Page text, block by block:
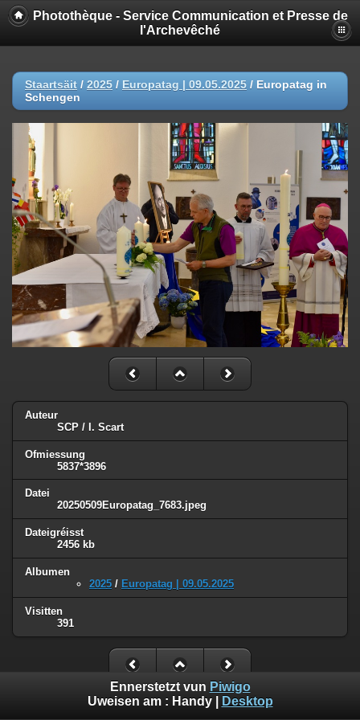
Photothèque - Service Communication et Presse de
l'Archevêché
Staartsäit / 2025 / Europatag | 09.05.2025 / Europatag in
Schengen
Auteur
SCP / I. Scart
Ofmiessung
5837*3896
Datei
20250509Europatag_7683.jpeg
Dateigréisst
2456 kb
Albumen
2025 / Europatag | 09.05.2025
Visitten
391
Ennerstetzt vun Piwigo
Uweisen am : Handy| Desktop